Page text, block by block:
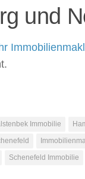
und
Immobilie
Schenefeld Immobilie